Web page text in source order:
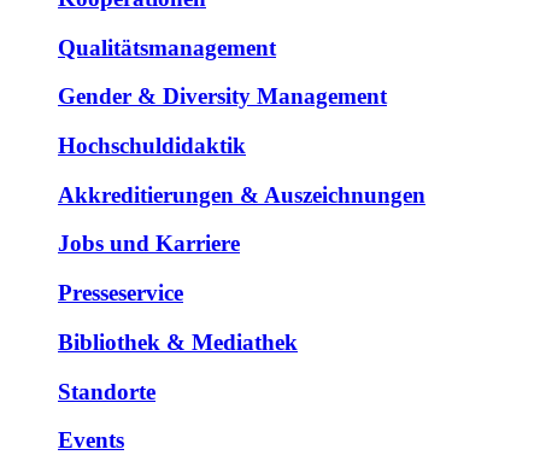
Qualitätsmanagement
Gender & Diversity Management
Hochschuldidaktik
Akkreditierungen & Auszeichnungen
Jobs und Karriere
Presseservice
Bibliothek & Mediathek
Standorte
Events